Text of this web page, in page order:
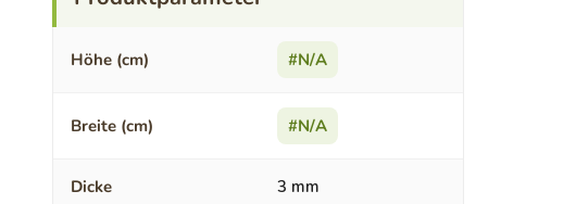
Höhe (cm) #N/A
Breite (cm) #N/A
Dicke 3 mm